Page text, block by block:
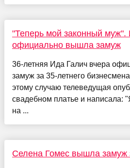
"Теперь мой законный муж".
официально вышла замуж
36-летняя Ида Галич вчера
замуж за 35-летнего
этому случаю телеведущая
свадебном платье и написала:
на ...
Селена Гомес вышла замуж